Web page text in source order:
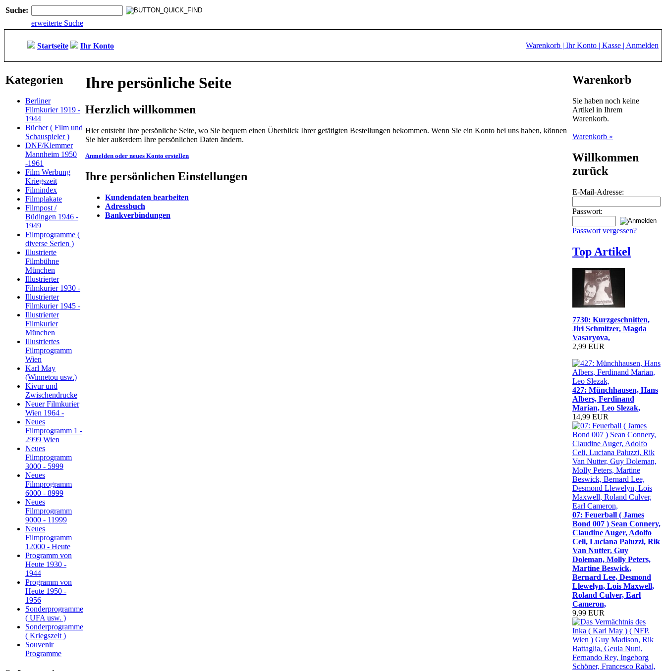
Suche:
erweiterte Suche
Startseite Ihr Konto Warenkorb | Ihr Konto | Kasse | Anmelden
Kategorien
Berliner
Filmkurier 1919 -
1944
Bücher ( Film und
Schauspieler )
DNF/Klemmer
Mannheim 1950
-1961
Film Werbung
Kriegszeit
Filmindex
Filmplakate
Filmpost /
Büdingen 1946 -
1949
Filmprogramme (
diverse Serien )
Illustrierte
Filmbühne
München
Illustrierter
Filmkurier 1930 -
Illustrierter
Filmkurier 1945 -
Illustrierter
Filmkurier
München
Illustriertes
Filmprogramm
Wien
Karl May
(Winnetou usw.)
Kivur und
Zwischendrucke
Neuer Filmkurier
Wien 1964 -
Neues
Filmprogramm 1 -
2999 Wien
Neues
Filmprogramm
3000 - 5999
Neues
Filmprogramm
6000 - 8999
Neues
Filmprogramm
9000 - 11999
Neues
Filmprogramm
12000 - Heute
Programm von
Heute 1930 -
1944
Programm von
Heute 1950 -
1956
Sonderprogramme
( UFA usw. )
Sonderprogramme
( Kriegszeit )
Souvenir
Programme
Ihre persönliche Seite
Herzlich willkommen
Hier entsteht Ihre persönliche Seite, wo Sie bequem einen Überblick Ihrer getätigten Bestellungen bekommen. Wenn Sie ein Konto bei uns haben, können
Sie hier außerdem Ihre persönlichen Daten ändern.
Anmelden oder neues Konto erstellen
Ihre persönlichen Einstellungen
Kundendaten bearbeiten
Adressbuch
Bankverbindungen
Warenkorb
Sie haben noch keine
Artikel in Ihrem
Warenkorb.
Warenkorb »
Willkommen
zurück
E-Mail-Adresse:
Passwort:
Passwort vergessen?
Top Artikel
7730: Kurzgeschnitten,
Jiri Schmitzer, Magda
Vasaryova,
2,99 EUR
427: Münchhausen, Hans
Albers, Ferdinand
Marian, Leo Slezak,
14,99 EUR
07: Feuerball ( James
Bond 007 ) Sean Connery,
Claudine Auger, Adolfo
Celi, Luciana Paluzzi, Rik
Van Nutter, Guy
Doleman, Molly Peters,
Martine Beswick,
Bernard Lee, Desmond
Llewelyn, Lois Maxwell,
Roland Culver, Earl
Cameron,
9,99 EUR